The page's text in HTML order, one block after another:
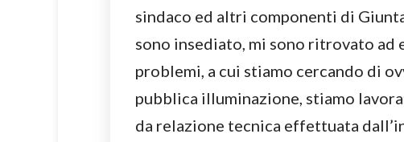
sindaco ed altri componenti di
sono insediato, mi sono ritrovato
problemi, a cui stiamo cercando di
pubblica illuminazione, stiamo
da relazione tecnica effettuata